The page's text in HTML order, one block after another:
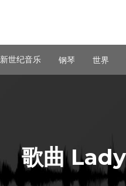
新世纪音乐 钢琴 世界
歌曲